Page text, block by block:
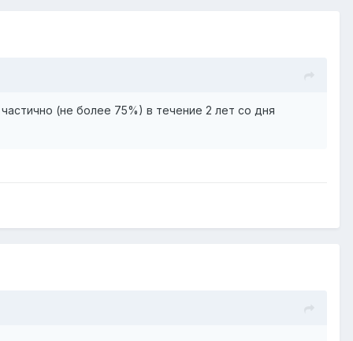
(не более 75%) в течение 2 лет со дня